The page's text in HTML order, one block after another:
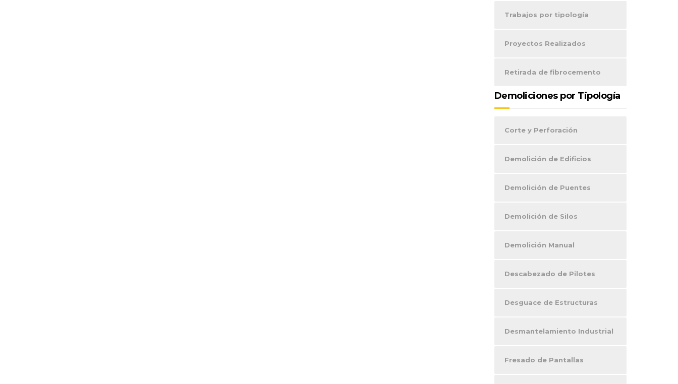
Trabajos por tipología
Proyectos Realizados
Retirada de fibrocemento
Demoliciones por Tipología
Corte y Perforación
Demolición de Edificios
Demolición de Puentes
Demolición de Silos
Demolición Manual
Descabezado de Pilotes
Desguace de Estructuras
Desmantelamiento Industrial
Fresado de Pantallas